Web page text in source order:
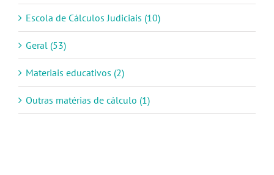
Escola de Cálculos Judiciais (10)
Geral (53)
Materiais educativos (2)
Outras matérias de cálculo (1)